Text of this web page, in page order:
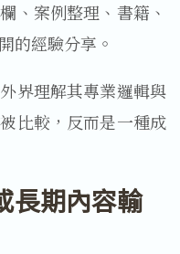
、案例整理、書籍、
的經驗分享。
界理解其專業邏輯與
比較，反而是一種成
長期內容輸